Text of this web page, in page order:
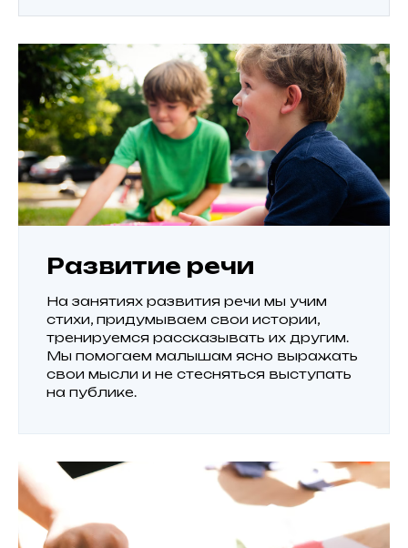
Развитие речи
На занятиях развития речи мы учим
стихи, придумываем свои истории,
тренируемся рассказывать их другим.
Мы помогаем малышам ясно выражать
свои мысли и не стесняться выступать
на публике.